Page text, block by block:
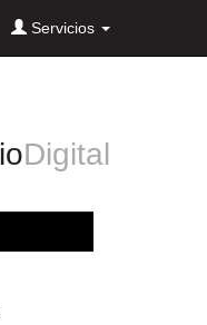
Servicios
Digital